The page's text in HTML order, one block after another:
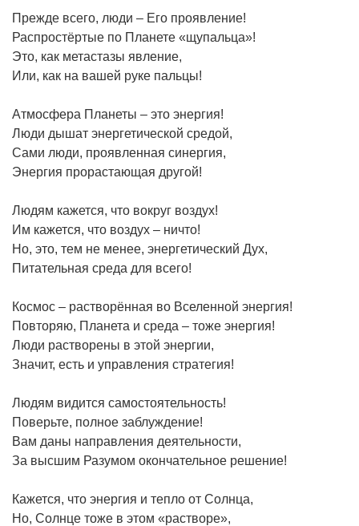
Прежде всего, люди – Его проявление!
Распростёртые по Планете «щупальца»!
Это, как метастазы явление,
Или, как на вашей руке пальцы!
Атмосфера Планеты – это энергия!
Люди дышат энергетической средой,
Сами люди, проявленная синергия,
Энергия прорастающая другой!
Людям кажется, что вокруг воздух!
Им кажется, что воздух – ничто!
Но, это, тем не менее, энергетический Дух,
Питательная среда для всего!
Космос – растворённая во Вселенной энергия!
Повторяю, Планета и среда – тоже энергия!
Люди растворены в этой энергии,
Значит, есть и управления стратегия!
Людям видится самостоятельность!
Поверьте, полное заблуждение!
Вам даны направления деятельности,
За высшим Разумом окончательное решение!
Кажется, что энергия и тепло от Солнца,
Но, Солнце тоже в этом «растворе»,